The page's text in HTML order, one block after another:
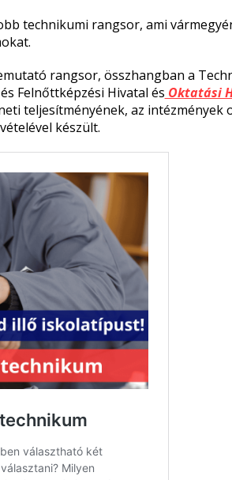
technikumi rangsor, ami
rangsor, összhangban a
Felnőttképzési Hivatal és Oktatási
teljesítményének, az intézmények
készült.